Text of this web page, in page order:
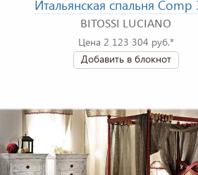
Итальянская спальня Comp
BITOSSI LUCIANO
Цена 2 123 304 руб.*
Добавить в блокнот